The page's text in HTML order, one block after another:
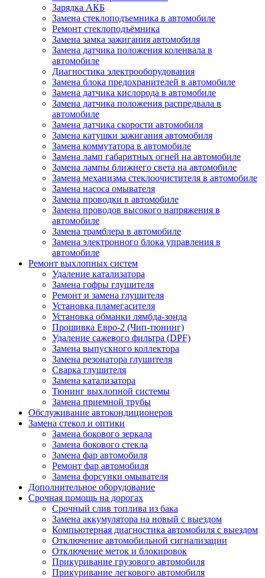
Зарядка АКБ
Замена стеклоподъемника в автомобиле
Ремонт стеклоподъёмника
Замена замка зажигания автомобиля
Замена датчика положения коленвала в
автомобиле
Диагностика электрооборудования
Замена блока предохранителей в автомобиле
Замена датчика кислорода в автомобиле
Замена датчика положения распредвала в
автомобиле
Замена датчика скорости автомобиля
Замена катушки зажигания автомобиля
Замена коммутатора в автомобиле
Замена ламп габаритных огней на автомобиле
Замена лампы ближнего света на автомобиле
Замена механизма стеклоочистителя в автомобиле
Замена насоса омывателя
Замена проводки в автомобиле
Замена проводов высокого напряжения в
автомобиле
Замена трамблера в автомобиле
Замена электронного блока управления в
автомобиле
Ремонт выхлопных систем
Удаление катализатора
Замена гофры глушителя
Ремонт и замена глушителя
Установка пламегасителя
Установка обманки лямбда-зонда
Прошивка Евро-2 (Чип-тюнинг)
Удаление сажевого фильтра (DPF)
Замена выпускного коллектора
Замена резонатора глушителя
Сварка глушителя
Замена катализатора
Тюнинг выхлопной системы
Замена приемной трубы
Обслуживание автокондиционеров
Замена стекол и оптики
Замена бокового зеркала
Замена бокового стекла
Замена фар автомобиля
Ремонт фар автомобиля
Замена форсунки омывателя
Дополнительное оборудование
Срочная помощь на дорогах
Срочный слив топлива из бака
Замена аккумулятора на новый с выездом
Компьютерная диагностика автомобиля с выездом
Отключение автомобильной сигнализации
Отключение меток и блокировок
Прикуривание грузового автомобиля
Прикуривание легкового автомобиля